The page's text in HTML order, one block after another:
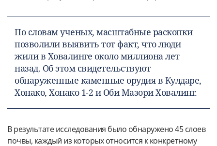
По словам ученых, масштабные раскопки
позволили выявить тот факт, что люди
жили в Ховалинге около миллиона лет
назад. Об этом свидетельствуют
обнаруженные каменные орудия в Кулдаре,
Хонако, Хонако 1-2 и Оби Мазори Ховалинг.
В результате исследования было обнаружено 45 слоев
почвы, каждый из которых относится к конкретному